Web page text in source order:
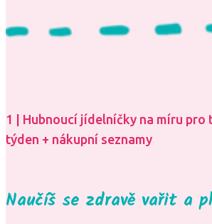
1 | Hubnoucí jídelníčky na míru pro
týden + nákupní seznamy
Naučíš se zdravě vařit a